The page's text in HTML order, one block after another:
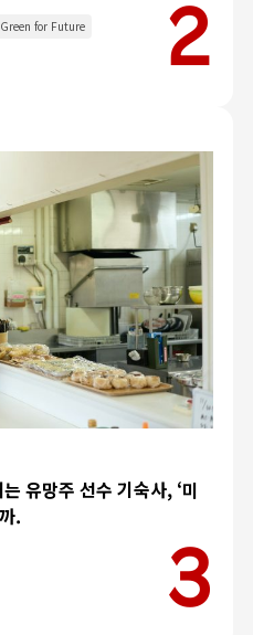
for Future
유망주 선수 기숙사, ‘미
.